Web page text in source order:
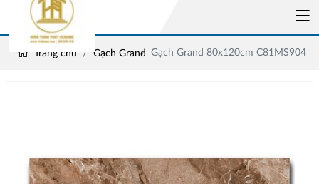
Trang chủ Gạch Grand Gạch Grand 80x120cm C81MS904